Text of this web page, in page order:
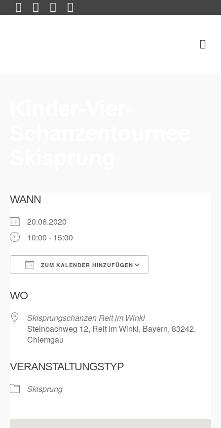
WANN
20.06.2020
10:00 - 15:00
ZUM KALENDER HINZUFÜGEN
WO
Skisprungschanzen Reit im Winkl
Steinbachweg 12, Reit im Winkl, Bayern, 83242,
Chiemgau
VERANSTALTUNGSTYP
Skisprung